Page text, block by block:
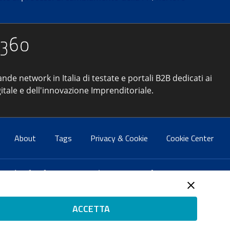
network in Italia di testate e portali B2B dedicati ai
e dell'innovazione Imprenditoriale.
About Tags Privacy & Cookie Cookie Center
info@forumpa.it- tel. 06 684251 - fax. 06 68425433
2 maggio 2008 - Direttore resp. Michela Stentella
per il sistema di management di qualità SQS (ISO
ACCETTA